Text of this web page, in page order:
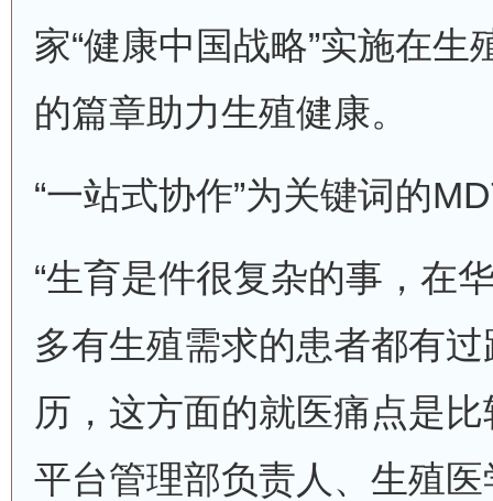
家“健康中国战略”实施在
的篇章助力生殖健康。
“一站式协作”为关键词的
“生育是件很复杂的事，在
多有生殖需求的患者都有
历，这方面的就医痛点是
平台管理部负责人、生殖